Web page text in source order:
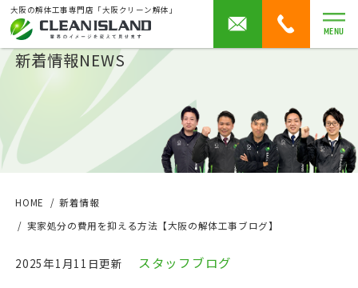
大阪の解体工事専門店「大阪クリーン解体」
MENU
新着情報NEWS
HOME
新着情報
実家処分の費用を抑える方法【大阪の解体工事ブログ】
2025年1月11日更新 スタッフブログ